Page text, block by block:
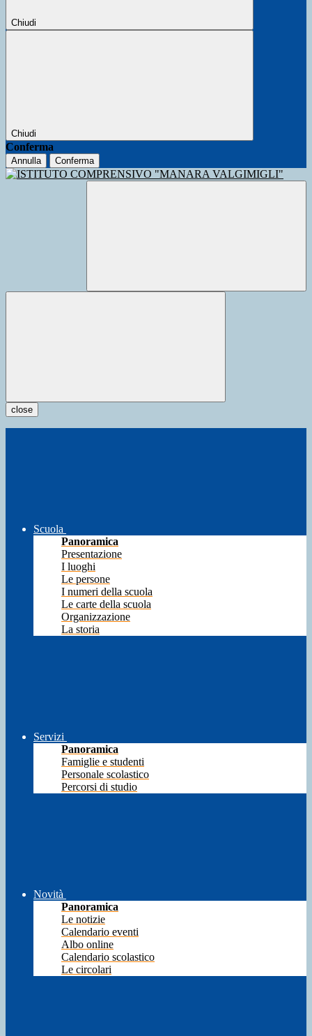
Chiudi
Chiudi
Conferma
Annulla Conferma
close
Scuola
Panoramica
Presentazione
I luoghi
Le persone
I numeri della scuola
Le carte della scuola
Organizzazione
La storia
Servizi
Panoramica
Famiglie e studenti
Personale scolastico
Percorsi di studio
Novità
Panoramica
Le notizie
Calendario eventi
Albo online
Calendario scolastico
Le circolari